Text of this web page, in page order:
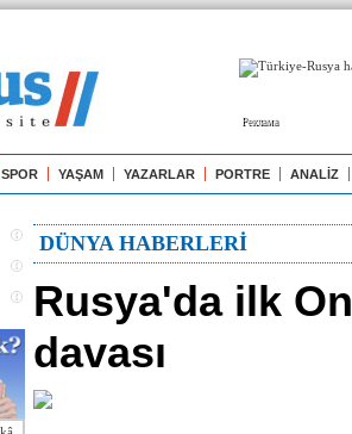
Реклама
SPOR YAŞAM YAZARLAR PORTRE ANALİZ
DÜNYA HABERLERİ
Rusya'da ilk
davası